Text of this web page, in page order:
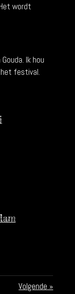
wordt
Ik hou
festival.
Volgende »